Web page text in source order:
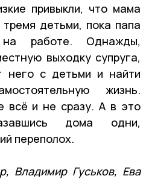
привыкли, что мама
детьми, пока папа
работе. Однажды,
выходку супруга,
него с детьми и найти
жизнь.
всё и не сразу. А в это
дома одни,
переполох.
Владимир Гуськов, Ева